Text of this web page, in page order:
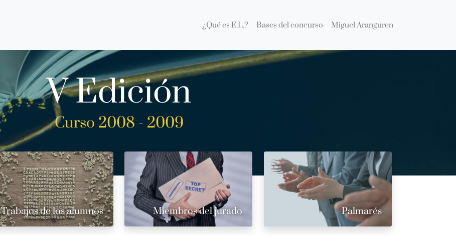
¿Qué es E.L.? Bases del concurso Miguel Aranguren
V Edición
Curso 2008 - 2009
Trabajos de los alumnos Miembros del jurado Palmarés